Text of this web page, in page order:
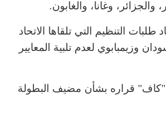
وغانا، والغابون.
طلبات التنظيم التي تلقاها الاتحاد
وزيمبابوي لعدم تلبية المعايير
"كاف" قراره بشأن مضيف البطولة